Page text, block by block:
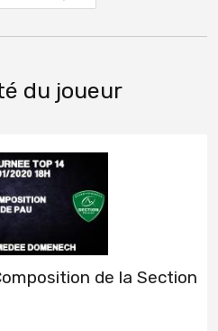
du joueur
de la Section